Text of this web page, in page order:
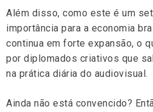
Além disso, como este é um
importância para a economia
continua em forte expansão, o
por diplomados criativos que
na prática diária do audiovisual.
Ainda não está convencido?